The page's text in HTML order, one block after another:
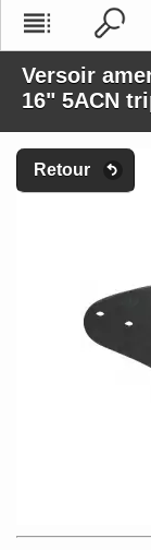
Versoir
16" 5ACN
Retour